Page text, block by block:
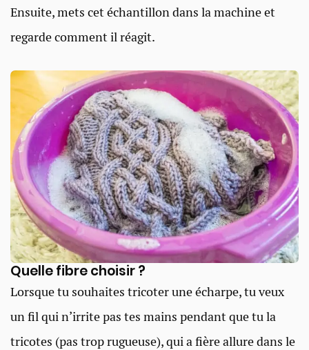
Ensuite, mets cet échantillon dans la machine et
regarde comment il réagit.
Quelle fibre choisir ?
Lorsque tu souhaites tricoter une écharpe, tu veux
un fil qui n’irrite pas tes mains pendant que tu la
tricotes (pas trop rugueuse), qui a fière allure dans le